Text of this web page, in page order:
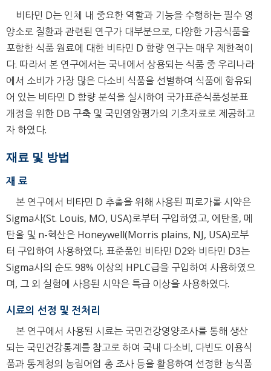
비타민 D는 인체 내 중요한 역할과 기능을 수행하는 필수 영
양소로 질환과 관련된 연구가 대부분으로, 다양한 가공식품을
포함한 식품 원료에 대한 비타민 D 함량 연구는 매우 제한적이
다. 따라서 본 연구에서는 국내에서 상용되는 식품 중 우리나라
에서 소비가 가장 많은 다소비 식품을 선별하여 식품에 함유되
어 있는 비타민 D 함량 분석을 실시하여 국가표준식품성분표
개정을 위한 DB 구축 및 국민영양평가의 기초자료로 제공하고
자 하였다.
재료 및 방법
재 료
본 연구에서 비타민 D 추출을 위해 사용된 피로가롤 시약은
Sigma사(St. Louis, MO, USA)로부터 구입하였고, 에탄올, 메
탄올 및 n-헥산은 Honeywell(Morris plains, NJ, USA)로부
터 구입하여 사용하였다. 표준품인 비타민 D2와 비타민 D3는
Sigma사의 순도 98% 이상의 HPLC급을 구입하여 사용하였으
며, 그 외 실험에 사용된 시약은 특급 이상을 사용하였다.
시료의 선정 및 전처리
본 연구에서 사용된 시료는 국민건강영양조사를 통해 생산
되는 국민건강통계를 참고로 하여 국내 다소비, 다빈도 이용식
품과 통계청의 농림어업 총 조사 등을 활용하여 선정한 농식품